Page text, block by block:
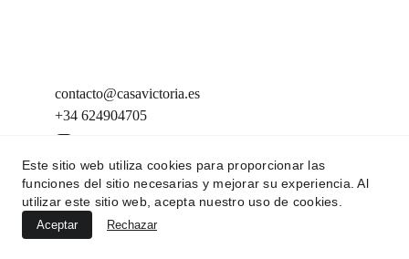
+34 624904705
contacto@casavictoria.es
Términos y condiciones
Aviso legal
Este sitio web utiliza cookies para proporcionar las
funciones del sitio necesarias y mejorar su experiencia. Al
utilizar este sitio web, acepta nuestro uso de cookies.
Aceptar Rechazar